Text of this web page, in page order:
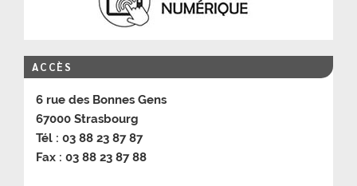
ACCÈS
6 rue des Bonnes Gens
67000 Strasbourg
Tél : 03 88 23 87 87
Fax : 03 88 23 87 88